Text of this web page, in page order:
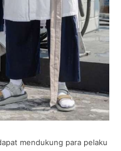
mendukung para pelaku